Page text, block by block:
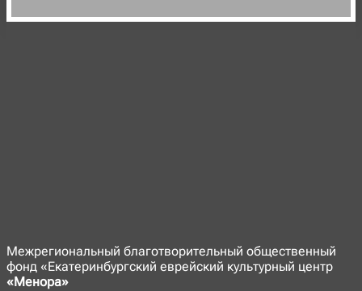
Межрегиональный благотворительный общественный
фонд «Екатеринбургский еврейский культурный центр
«Менора»